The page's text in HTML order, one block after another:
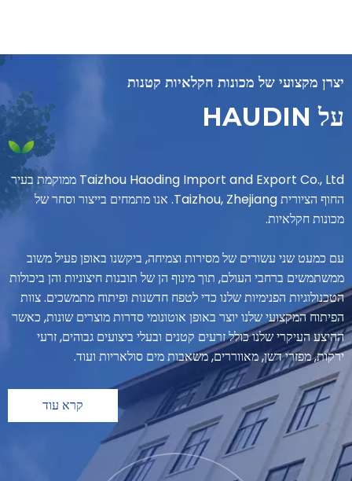
יצרן מקצועי של מכונות חקלאיות קטנות
על HAUDIN
Taizhou Haoding Import and Export Co., Ltd ממוקמת בעיר
החוף הציורית Taizhou, Zhejiang. אנו מתמחים בייצור וסחר של
מכונות חקלאיות.
עם כמעט שני עשורים של מסירות וצמיחה, ביקשנו באופן פעיל משוב
ממשתמשים ברחבי העולם, תוך מינוף הן של תובנות חיצוניות והן ביכולות
הטכנולוגיות הפנימיות שלנו כדי לטפח חדשנות ופיתוח מתמשכים. צוות
הפיתוח המקצועי שלנו יוצר באופן אוטונומי סדרות מוצרים שונות, כאשר
ההיצע העיקרי שלנו כולל זרעים קטנים ובעלי ביצועים גבוהים, זרעי
ירקות, מפזרי דשן, מאווררים, משאבות מים סולאריות ועוד.
קרא עוד